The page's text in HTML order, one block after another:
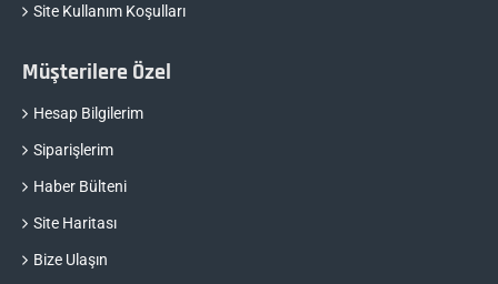
Site Kullanım Koşulları
Müşterilere Özel
Hesap Bilgilerim
Siparişlerim
Haber Bülteni
Site Haritası
Bize Ulaşın